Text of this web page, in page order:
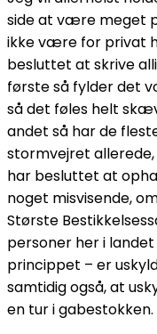
side at være meget
ikke være for privat
besluttet at skrive
første så fylder det
så det føles helt
andet så har de
stormvejret
har besluttet at
noget misvisende,
Største
personer her i
princippet – er
samtidig også, at
en tur i gabestokken.